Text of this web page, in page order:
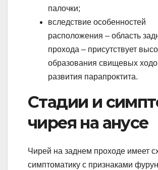
палочки;
вследствие особенностей
расположения – область
прохода – присутствует
образования свищевых
развития парапроктита.
Стадии и
чирея на анусе
Чирей на заднем проходе имеет
симптоматику с признаками